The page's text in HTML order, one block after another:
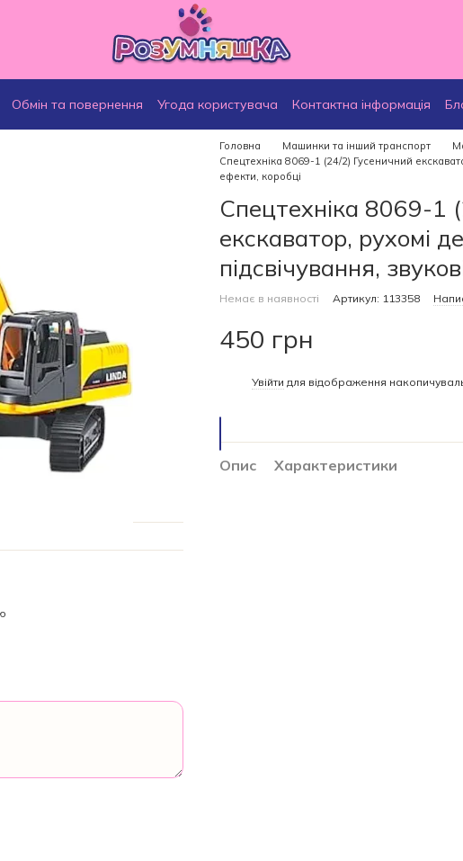
Обмін та повернення Угода користувача Контактна інформація
Головна Машинки та інший транспорт
Спецтехніка 8069-1 (24/2) Гусеничний
ефекти, коробці
Спецтехніка 8069-1
екскаватор, рухомі
підсвічування,
Немає в наявності Артикул: 113358
450 грн
Увійти для відображення
Опис Характеристики